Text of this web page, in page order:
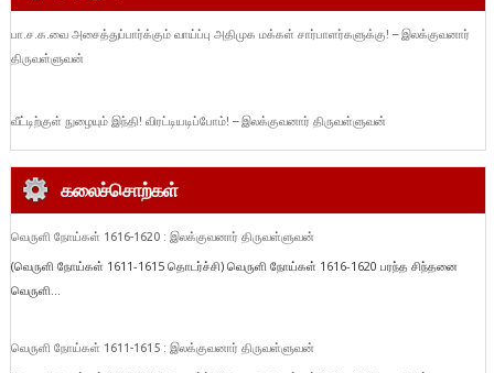
பா.ச.க.வை அசைத்துப்பார்க்கும் வாய்ப்பு அதிமுக மக்கள் சார்பாளர்களுக்கு! – இலக்குவனார்
திருவள்ளுவன்
வீட்டிற்குள் நுழையும் இந்தி! விரட்டியடிப்போம்! – இலக்குவனார் திருவள்ளுவன்
கலைச்சொற்கள்
வெருளி நோய்கள் 1616-1620 : இலக்குவனார் திருவள்ளுவன்
(வெருளி நோய்கள் 1611-1615 தொடர்ச்சி) வெருளி நோய்கள் 1616-1620 பரந்த சிந்தனை
வெருளி...
வெருளி நோய்கள் 1611-1615 : இலக்குவனார் திருவள்ளுவன்